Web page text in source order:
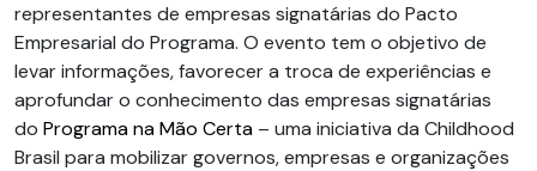
representantes de empresas signatárias do Pacto
Empresarial do Programa. O evento tem o objetivo de
levar informações, favorecer a troca de experiências e
aprofundar o conhecimento das empresas signatárias
do Programa na Mão Certa – uma iniciativa da Childhood
Brasil para mobilizar governos, empresas e organizações